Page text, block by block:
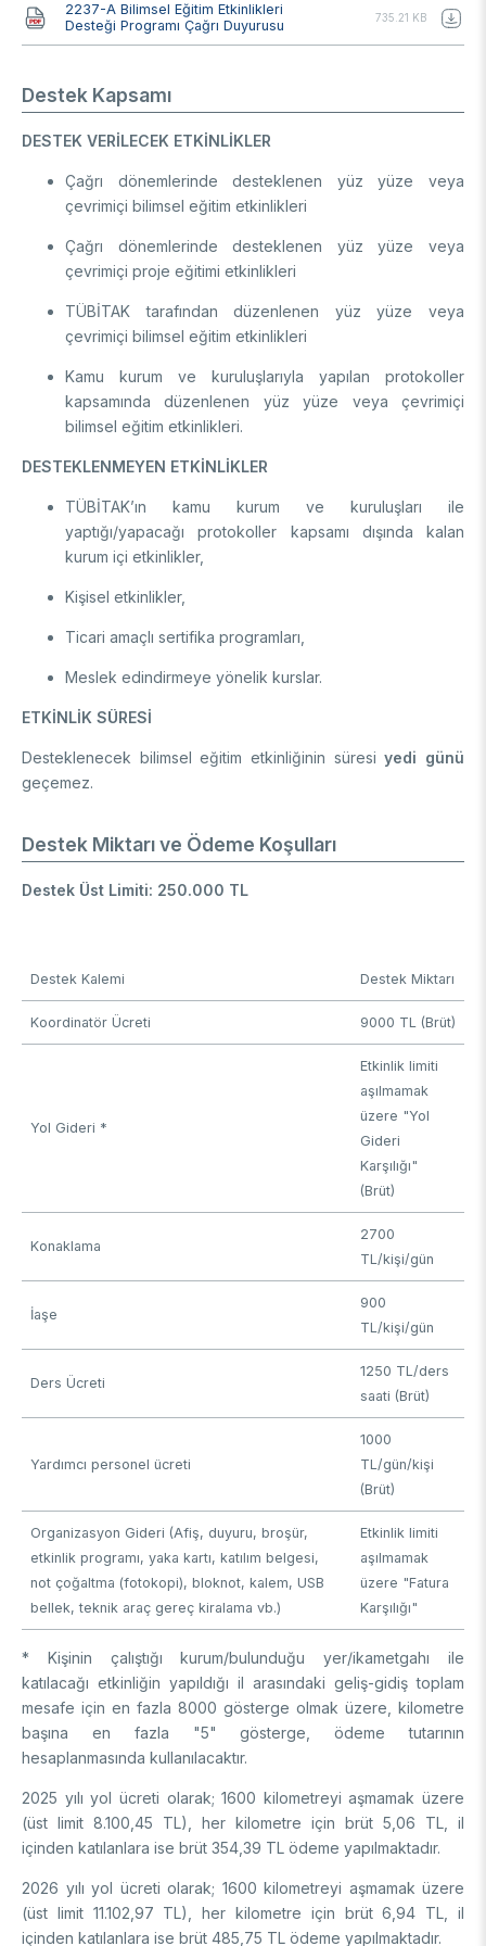
2237-A Bilimsel Eğitim Etkinlikleri
Desteği Programı Çağrı Duyurusu
735.21 KB
Destek Kapsamı
DESTEK VERİLECEK ETKİNLİKLER
Çağrı dönemlerinde desteklenen yüz yüze veya
çevrimiçi bilimsel eğitim etkinlikleri
Çağrı dönemlerinde desteklenen yüz yüze veya
çevrimiçi proje eğitimi etkinlikleri
TÜBİTAK tarafından düzenlenen yüz yüze veya
çevrimiçi bilimsel eğitim etkinlikleri
Kamu kurum ve kuruluşlarıyla yapılan protokoller
kapsamında düzenlenen yüz yüze veya çevrimiçi
bilimsel eğitim etkinlikleri.
DESTEKLENMEYEN ETKİNLİKLER
TÜBİTAK’ın kamu kurum ve kuruluşları ile
yaptığı/yapacağı protokoller kapsamı dışında kalan
kurum içi etkinlikler,
Kişisel etkinlikler,
Ticari amaçlı sertifika programları,
Meslek edindirmeye yönelik kurslar.
ETKİNLİK SÜRESİ
Desteklenecek bilimsel eğitim etkinliğinin süresiyedi günü
geçemez.
Destek Miktarı ve Ödeme Koşulları
Destek Üst Limiti: 250.000 TL
Destek Kalemi Destek Miktarı
Koordinatör Ücreti 9000 TL (Brüt)
Yol Gideri *
Etkinlik limiti
aşılmamak
üzere "Yol
Gideri
Karşılığı"
(Brüt)
Konaklama
2700
TL/kişi/gün
İaşe
900
TL/kişi/gün
Ders Ücreti
1250 TL/ders
saati (Brüt)
Yardımcı personel ücreti
1000
TL/gün/kişi
(Brüt)
Organizasyon Gideri (Afiş, duyuru, broşür,
etkinlik programı, yaka kartı, katılım belgesi,
not çoğaltma (fotokopi), bloknot, kalem, USB
bellek, teknik araç gereç kiralama vb.)
Etkinlik limiti
aşılmamak
üzere "Fatura
Karşılığı"
* Kişinin çalıştığı kurum/bulunduğu yer/ikametgahı ile
katılacağı etkinliğin yapıldığı il arasındaki geliş-gidiş toplam
mesafe için en fazla 8000 gösterge olmak üzere, kilometre
başına en fazla "5" gösterge, ödeme tutarının
hesaplanmasında kullanılacaktır.
2025 yılı yol ücreti olarak; 1600 kilometreyi aşmamak üzere
(üst limit 8.100,45 TL), her kilometre için brüt 5,06 TL, il
içinden katılanlara ise brüt 354,39 TL ödeme yapılmaktadır.
2026 yılı yol ücreti olarak; 1600 kilometreyi aşmamak üzere
(üst limit 11.102,97 TL), her kilometre için brüt 6,94 TL, il
içinden katılanlara ise brüt 485,75 TL ödeme yapılmaktadır.